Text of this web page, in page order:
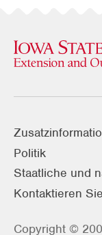
Politik
Staatliche und
Kontaktieren
Copyright ©